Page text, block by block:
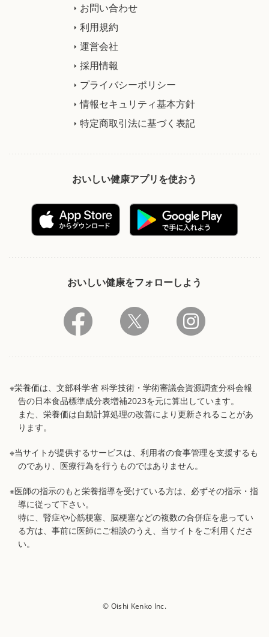
お問い合わせ
利用規約
運営会社
採用情報
プライバシーポリシー
情報セキュリティ基本方針
特定商取引法に基づく表記
おいしい健康アプリを使おう
おいしい健康をフォローしよう
※栄養価は、文部科学省 科学技術・学術審議会資源調査分科会報
告の日本食品標準成分表増補2023を元に算出しています。
また、栄養価は自動計算処理の改善により更新されることがあ
ります。
※当サイトが提供するサービスは、利用者の食事管理を支援するも
のであり、医療行為を行うものではありません。
※医師の指示のもと栄養指導を受けている方は、必ずその指示・指
導に従って下さい。
特に、腎症や心筋梗塞、脳梗塞などの複数の合併症を患ってい
る方は、事前に医師にご相談のうえ、当サイトをご利用くださ
い。
© Oishi Kenko Inc.